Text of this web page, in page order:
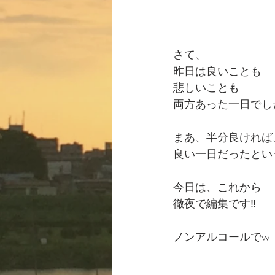
さて、
昨日は良いことも
悲しいことも
両方あった一日でし
まあ、半分良ければ
良い一日だったとい
今日は、これから
徹夜で編集です‼️
ノンアルコールでw